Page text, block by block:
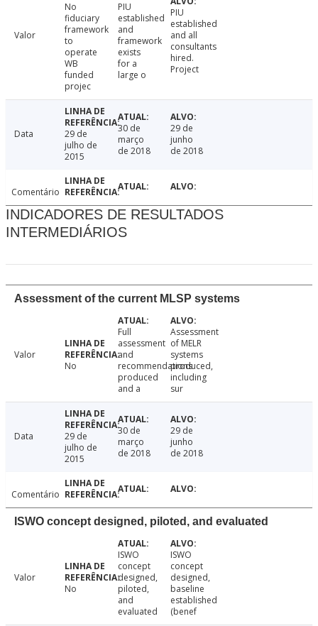
Valor
No
fiduciary
framework
to
operate
WB
funded
projec
PIU
established
and
framework
exists
for a
large o
PIU
established
and all
consultants
hired.
Project
Data
29 de
julho de
2015
30 de
março
de 2018
29 de
junho
de 2018
Comentário
INDICADORES DE RESULTADOS
INTERMEDIÁRIOS
Assessment of the current MLSP systems
Valor
No
Full
assessment
and
recommendations
produced
and a
Assessment
of MELR
systems
produced,
including
sur
Data
29 de
julho de
2015
30 de
março
de 2018
29 de
junho
de 2018
Comentário
ISWO concept designed, piloted, and evaluated
Valor
No
ISWO
concept
designed,
piloted,
and
evaluated
ISWO
concept
designed,
baseline
established
(benef